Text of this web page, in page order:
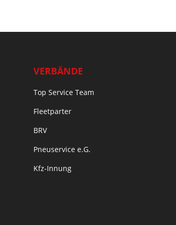
VERBÄNDE
Top Service Team
Fleetparter
BRV
Pneuservice e.G.
Kfz-Innung